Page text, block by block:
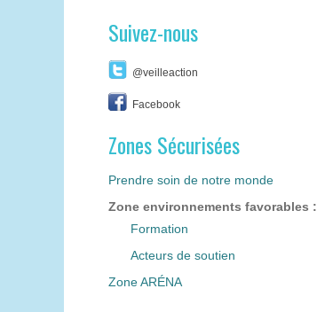
Suivez-nous
@veilleaction
Facebook
Zones Sécurisées
Prendre soin de notre monde
Zone environnements favorables :
Formation
Acteurs de soutien
Zone ARÉNA